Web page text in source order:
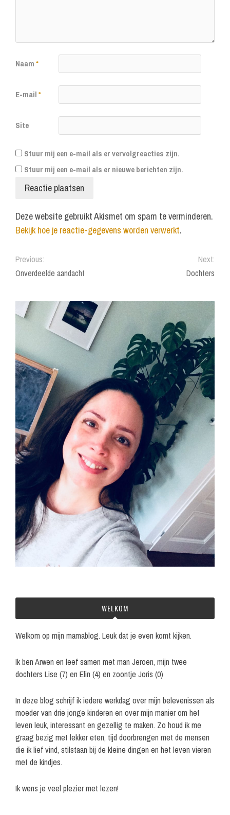
Naam*
E-mail*
Site
Stuur mij een e-mail als er vervolgreacties zijn.
Stuur mij een e-mail als er nieuwe berichten zijn.
Deze website gebruikt Akismet om spam te verminderen.
Bekijk hoe je reactie-gegevens worden verwerkt.
Previous:
Onverdeelde aandacht
Next:
Dochters
WELKOM
Welkom op mijn mamablog. Leuk dat je even komt kijken.
Ik ben Arwen en leef samen met man Jeroen, mijn twee
dochters Lise (7) en Elin (4) en zoontje Joris (0)
In deze blog schrijf ik iedere werkdag over mijn belevenissen als
moeder van drie jonge kinderen en over mijn manier om het
leven leuk, interessant en gezellig te maken. Zo houd ik me
graag bezig met lekker eten, tijd doorbrengen met de mensen
die ik lief vind, stilstaan bij de kleine dingen en het leven vieren
met de kindjes.
Ik wens je veel plezier met lezen!